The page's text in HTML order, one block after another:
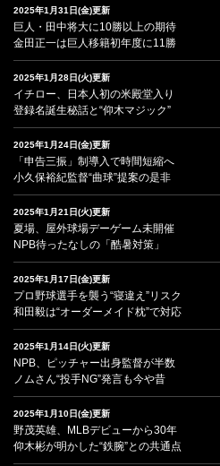
2025年1月31日(金)更新
巨人・田中将大に10勝以上の期待
金田正一は巨人移籍初年度に11勝
2025年1月28日(火)更新
イチロー、日本人初の米殿堂入り
登録名誕生秘話と“仰木マジック”
2025年1月24日(金)更新
「申告三振」制導入で時間短縮へ
小久保裕紀監督“曲球”提案の是非
2025年1月21日(火)更新
夏場、屋外球場デーゲーム未開催
NPB待ったなしの「酷暑対策」
2025年1月17日(金)更新
プロ野球選手を襲う“寝違え”リスク
和田毅は“オーダーメイド枕”で対応
2025年1月14日(火)更新
NPB、ピッチャー出身監督が半数
ノムさん“投手NG”発言も今や昔
2025年1月10日(金)更新
野茂英雄、MLBデビューから30年
仰木彬が明かした“鉄腕”との共通点